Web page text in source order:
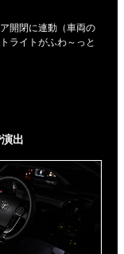
開閉に連動（車両の
ライトがふわ～っと
出